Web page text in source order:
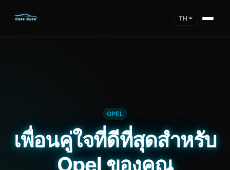
TH
OPEL
เพื่อนคู่ใจที่ดีที่สุดสำหรับ
Opel ของคุณ